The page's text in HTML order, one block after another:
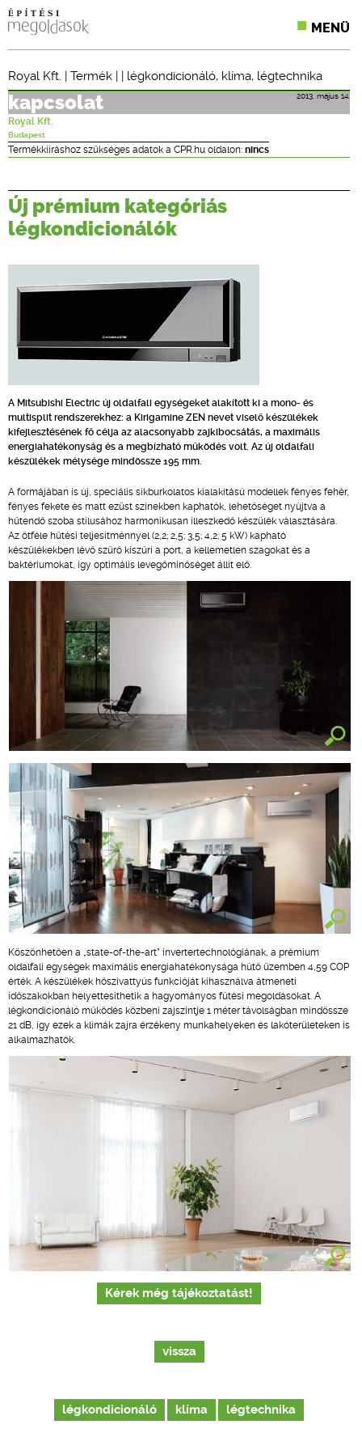
MENÜ
ONLINE KÉPZÉSEK
Royal Kft. | Termék | | légkondicionáló, klíma, légtechnika
2013. május 14.
kapcsolat
Royal Kft.
Budapest
Termékkiíráshoz szükséges adatok a CPR.hu oldalon: nincs
Új prémium kategóriás
légkondicionálók
A Mitsubishi Electric új oldalfali egységeket alakított ki a mono- és
multisplit rendszerekhez: a Kirigamine ZEN nevet viselő készülékek
kifejlesztésének fő célja az alacsonyabb zajkibocsátás, a maximális
energiahatékonyság és a megbízható működés volt. Az új oldalfali
készülékek mélysége mindössze 195 mm.
A formájában is új, speciális síkburkolatos kialakítású modellek fényes fehér,
fényes fekete és matt ezüst színekben kaphatók, lehetőséget nyújtva a
hűtendő szoba stílusához harmonikusan illeszkedő készülék választására.
Az ötféle hűtési teljesítménnyel (2,2; 2,5; 3,5; 4,2; 5 kW) kapható
készülékekben lévő szűrő kiszűri a port, a kellemetlen szagokat és a
baktériumokat, így optimális levegőminőséget állít elő.
Köszönhetően a „state-of-the-art” invertertechnológiának, a prémium
oldalfali egységek maximális energiahatékonysága hűtő üzemben 4,59 COP
érték. A készülékek hőszivattyús funkcióját kihasználva átmeneti
időszakokban helyettesíthetik a hagyományos fűtési megoldásokat. A
légkondicionáló működés közbeni zajszintje 1 méter távolságban mindössze
21 dB, így ezek a klímák zajra érzékeny munkahelyeken és lakóterületeken is
alkalmazhatók.
Kérek még tájékoztatást!
vissza
légkondicionáló klíma légtechnika